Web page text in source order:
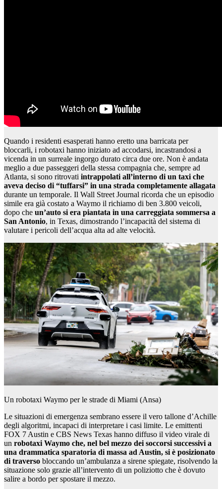
Quando i residenti esasperati hanno eretto una barricata per
bloccarli, i robotaxi hanno iniziato ad accodarsi, incastrandosi a
vicenda in un surreale ingorgo durato circa due ore. Non è andata
meglio a due passeggeri della stessa compagnia che, sempre ad
Atlanta, si sono ritrovati intrappolati all’interno di un taxi che
aveva deciso di “tuffarsi” in una strada completamente allagata
durante un temporale. Il Wall Street Journal ricorda che un episodio
simile era già costato a Waymo il richiamo di ben 3.800 veicoli,
dopo che un’auto si era piantata in una carreggiata sommersa a
San Antonio, in Texas, dimostrando l’incapacità del sistema di
valutare i pericoli dell’acqua alta ad alte velocità.
Un robotaxi Waymo per le strade di Miami (Ansa)
Le situazioni di emergenza sembrano essere il vero tallone d’Achille
degli algoritmi, incapaci di interpretare i casi limite. Le emittenti
FOX 7 Austin e CBS News Texas hanno diffuso il video virale di
un robotaxi Waymo che, nel bel mezzo dei soccorsi successivi a
una drammatica sparatoria di massa ad Austin, si è posizionato
di traverso bloccando un’ambulanza a sirene spiegate, risolvendo la
situazione solo grazie all’intervento di un poliziotto che è dovuto
salire a bordo per spostare il mezzo.